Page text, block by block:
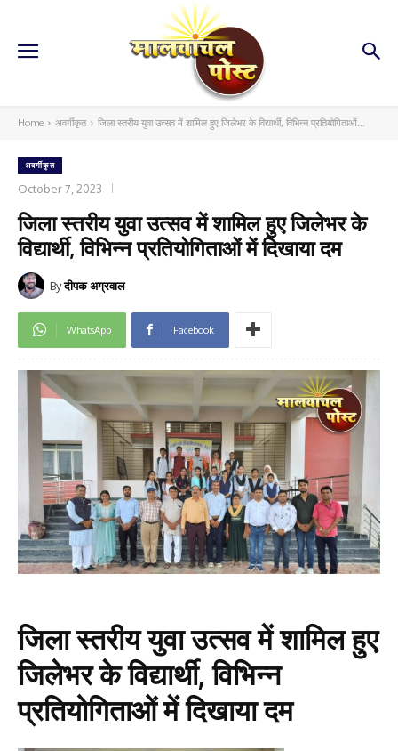
Home अवर्गीकृत जिला स्तरीय युवा उत्सव में शामिल हुए जिलेभर के विद्यार्थी, विभिन्न प्रतियोगिताओं...
अवर्गीकृत
October 7, 2023
जिला स्तरीय युवा उत्सव में शामिल हुए जिलेभर के
विद्यार्थी, विभिन्न प्रतियोगिताओं में दिखाया दम
Byदीपक अग्रवाल
WhatsApp Facebook
जिला स्तरीय युवा उत्सव में शामिल हुए
जिलेभर के विद्यार्थी, विभिन्न
प्रतियोगिताओं में दिखाया दम